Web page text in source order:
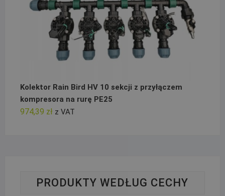
Kolektor Rain Bird HV 10 sekcji z przyłączem
kompresora na rurę PE25
974,39 zł z VAT
PRODUKTY WEDŁUG CECHY